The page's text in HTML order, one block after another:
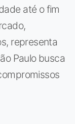
até o fim
representa
Paulo busca